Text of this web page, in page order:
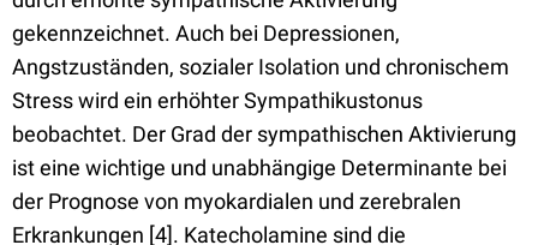
gekennzeichnet. Auch bei Depressionen,
Angstzuständen, sozialer Isolation und chronischem
Stress wird ein erhöhter Sympathikustonus
beobachtet. Der Grad der sympathischen Aktivierung
ist eine wichtige und unabhängige Determinante bei
der Prognose von myokardialen und zerebralen
Erkrankungen [4]. Katecholamine sind die